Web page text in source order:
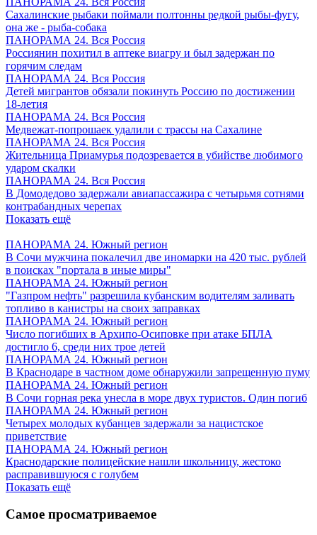
Сахалинские рыбаки поймали полтонны редкой рыбы-фугу,
она же - рыба-собака
ПАНОРАМА 24. Вся Россия
Россиянин похитил в аптеке виагру и был задержан по
горячим следам
ПАНОРАМА 24. Вся Россия
Детей мигрантов обязали покинуть Россию по достижении
18-летия
ПАНОРАМА 24. Вся Россия
Медвежат-попрошаек удалили с трассы на Сахалине
ПАНОРАМА 24. Вся Россия
Жительница Приамурья подозревается в убийстве любимого
ударом скалки
ПАНОРАМА 24. Вся Россия
В Домодедово задержали авиапассажира с четырьмя сотнями
контрабандных черепах
Показать ещё
ПАНОРАМА 24. Южный регион
В Сочи мужчина покалечил две иномарки на 420 тыс. рублей
в поисках "портала в иные миры"
ПАНОРАМА 24. Южный регион
"Газпром нефть" разрешила кубанским водителям заливать
топливо в канистры на своих заправках
ПАНОРАМА 24. Южный регион
Число погибших в Архипо-Осиповке при атаке БПЛА
достигло 6, среди них трое детей
ПАНОРАМА 24. Южный регион
В Краснодаре в частном доме обнаружили запрещенную пуму
ПАНОРАМА 24. Южный регион
В Сочи горная река унесла в море двух туристов. Один погиб
ПАНОРАМА 24. Южный регион
Четырех молодых кубанцев задержали за нацистское
приветствие
ПАНОРАМА 24. Южный регион
Краснодарские полицейские нашли школьницу, жестоко
расправившуюся с голубем
Показать ещё
Самое просматриваемое